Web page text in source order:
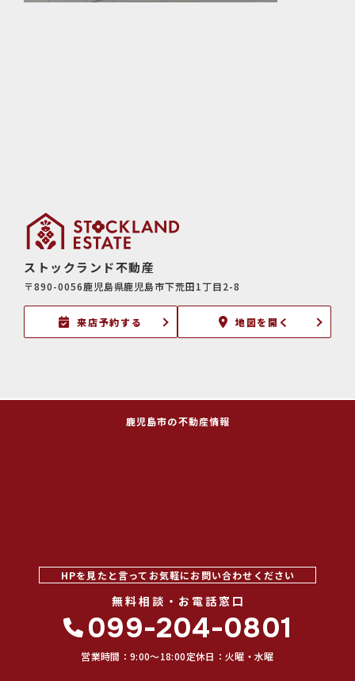
ストックランド不動産
〒890-0056鹿児島県鹿児島市下荒田1丁目2-8
来店予約する 地図を開く
鹿児島市の不動産情報
HPを見たと言ってお気軽にお問い合わせください
無料相談・お電話窓口
099-204-0801
営業時間：9:00〜18:00定休日：火曜・水曜